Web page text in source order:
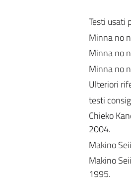
Testi usati
Minna no
Minna no
Minna no
Ulteriori
testi
Chieko
2004.
Makino
Makino
1995.